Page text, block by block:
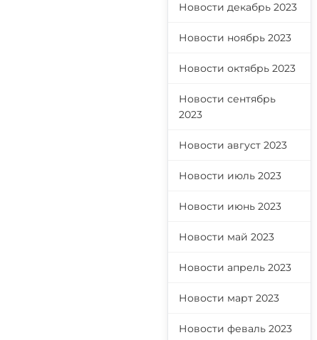
Новости декабрь 2023
Новости ноябрь 2023
Новости октябрь 2023
Новости сентябрь
2023
Новости август 2023
Новости июль 2023
Новости июнь 2023
Новости май 2023
Новости апрель 2023
Новости март 2023
Новости феваль 2023